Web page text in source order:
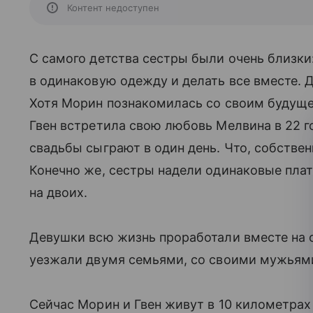
Контент недоступен
С самого детства сестры были очень
в одинаковую одежду и делать все вместе.
Хотя Морин познакомилась со своим
Гвен встретила свою любовь Мелвина в 22
свадьбы сыграют в один день. Что,
Конечно же, сестры надели одинаковые
на двоих.
Девушки всю жизнь проработали вместе на
уезжали двумя семьями, со своими
Сейчас Морин и Гвен живут в 10